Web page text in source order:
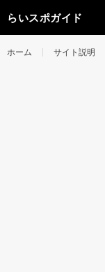
らいスポガイド
ホーム サイト説明